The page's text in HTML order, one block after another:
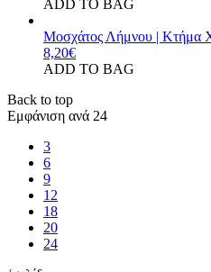
ADD TO BAG
Μοσχάτος Λήμνου | Κτήμα
8,20€
ADD TO BAG
Back to top
Εμφάνιση ανά 24
3
6
9
12
18
20
24